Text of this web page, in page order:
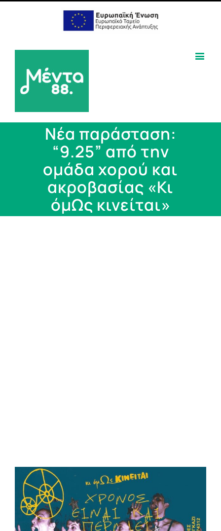
Νέα παράσταση:
“9.25” από την
ομάδα χορού και
ακροβασίας «Κι
όμΩς κινείται»
View
Larger
Image